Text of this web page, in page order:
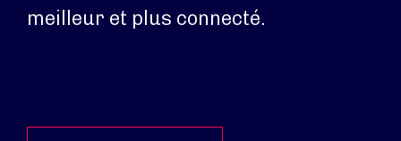
meilleur et plus connecté.